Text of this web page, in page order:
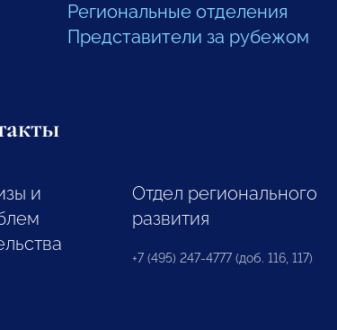
Региональные отделения
Представители за рубежом
и
Отдел регионального
развития
+7 (495) 247-4777 (доб. 116, 117)